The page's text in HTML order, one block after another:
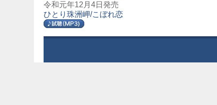
令和元年12月4日発売
ひとり珠洲岬/こぼれ恋